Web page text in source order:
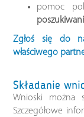
pomoc
Zgłoś się do
właściwego
Składanie
Wnioski można
Szczegółowe